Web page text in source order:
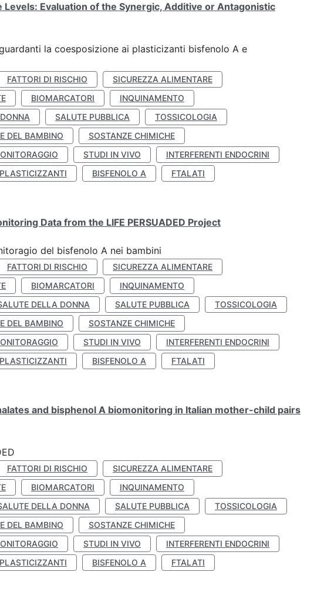
Evaluation of the Synergic, Additive or Antagonistic
la coesposizione ai plasticizanti bisfenolo A e
FATTORI DI RISCHIO
SICUREZZA ALIMENTARE
BIOMARCATORI
INQUINAMENTO
SALUTE PUBBLICA
TOSSICOLOGIA
DEL BAMBINO
SOSTANZE CHIMICHE
STUDI IN VIVO
INTERFERENTI ENDOCRINI
PLASTICIZZANTI BISFENOLO A
FTALATI
Data from the LIFE PERSUADED Project
del bisfenolo A nei bambini
FATTORI DI RISCHIO
SICUREZZA ALIMENTARE
BIOMARCATORI
INQUINAMENTO
DELLA DONNA SALUTE PUBBLICA
TOSSICOLOGIA
DEL BAMBINO
SOSTANZE CHIMICHE
STUDI IN VIVO
INTERFERENTI ENDOCRINI
PLASTICIZZANTI BISFENOLO A
FTALATI
and bisphenol A biomonitoring in Italian mother-child pairs
FATTORI DI RISCHIO
SICUREZZA ALIMENTARE
BIOMARCATORI
INQUINAMENTO
DELLA DONNA SALUTE PUBBLICA
TOSSICOLOGIA
DEL BAMBINO
SOSTANZE CHIMICHE
STUDI IN VIVO
INTERFERENTI ENDOCRINI
PLASTICIZZANTI BISFENOLO A
FTALATI